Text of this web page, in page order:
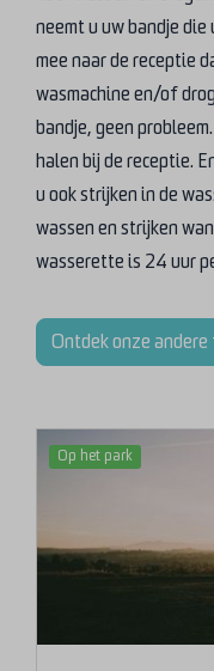
neemt u uw bandje
mee naar de receptie
wasmachine en/of
bandje, geen
halen bij de receptie.
u ook strijken in de
wassen en strijken
wasserette is 24 uur
Ontdek onze
Op het park